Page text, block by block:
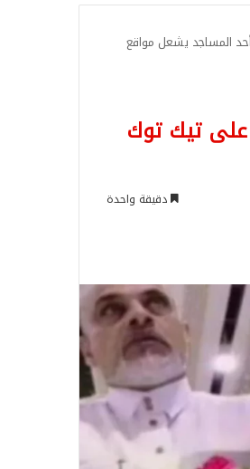
المساجد يشعل مواقع
تيك توك
دقيقة واحدة